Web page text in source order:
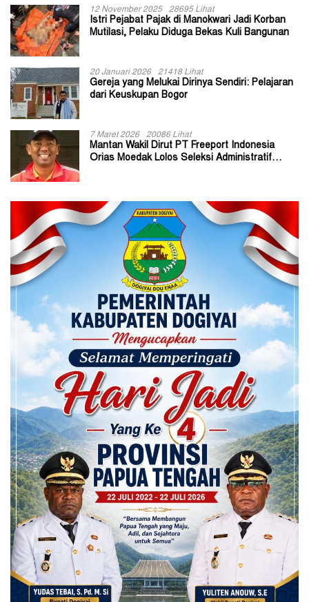
12 November 2025 28695 Lihat
Istri Pejabat Pajak di Manokwari Jadi Korban
Mutilasi, Pelaku Diduga Bekas Kuli Bangunan
20 Januari 2026 21418 Lihat
Gereja yang Melukai Dirinya Sendiri: Pelajaran
dari Keuskupan Bogor
7 Maret 2026 20086 Lihat
Mantan Wakil Dirut PT Freeport Indonesia
Orias Moedak Lolos Seleksi Administratif